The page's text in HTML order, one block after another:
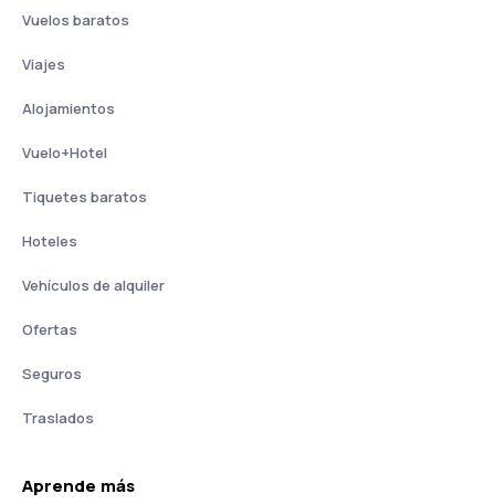
Vuelos baratos
Viajes
Alojamientos
Vuelo+Hotel
Tiquetes baratos
Hoteles
Vehículos de alquiler
Ofertas
Seguros
Traslados
Aprende más